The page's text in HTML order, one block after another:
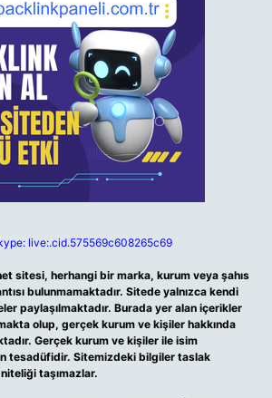
live:.cid.575569c608265c69
sitesi, herhangi bir marka, kurum veya şahıs
bulunmamaktadır. Sitede yalnızca kendi
paylaşılmaktadır. Burada yer alan içerikler
olup, gerçek kurum ve kişiler hakkında
Gerçek kurum ve kişiler ile isim
tesadüfidir. Sitemizdeki bilgiler taslak
taşımazlar.